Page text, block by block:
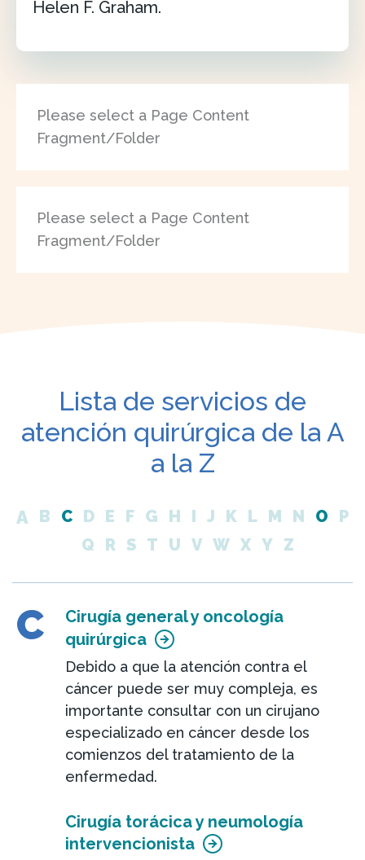
Helen F. Graham.
Please select a Page Content
Fragment/Folder
Please select a Page Content
Fragment/Folder
Lista de servicios de
atención quirúrgica de la A
a la Z
A B C D E F G H I J K L M N O
P
Q
R S T U V W X Y Z
C
Cirugía general y oncología
quirúrgica
Debido a que la atención contra el
cáncer puede ser muy compleja, es
importante consultar con un cirujano
especializado en cáncer desde los
comienzos del tratamiento de la
enfermedad.
Cirugía torácica y neumología
intervencionista